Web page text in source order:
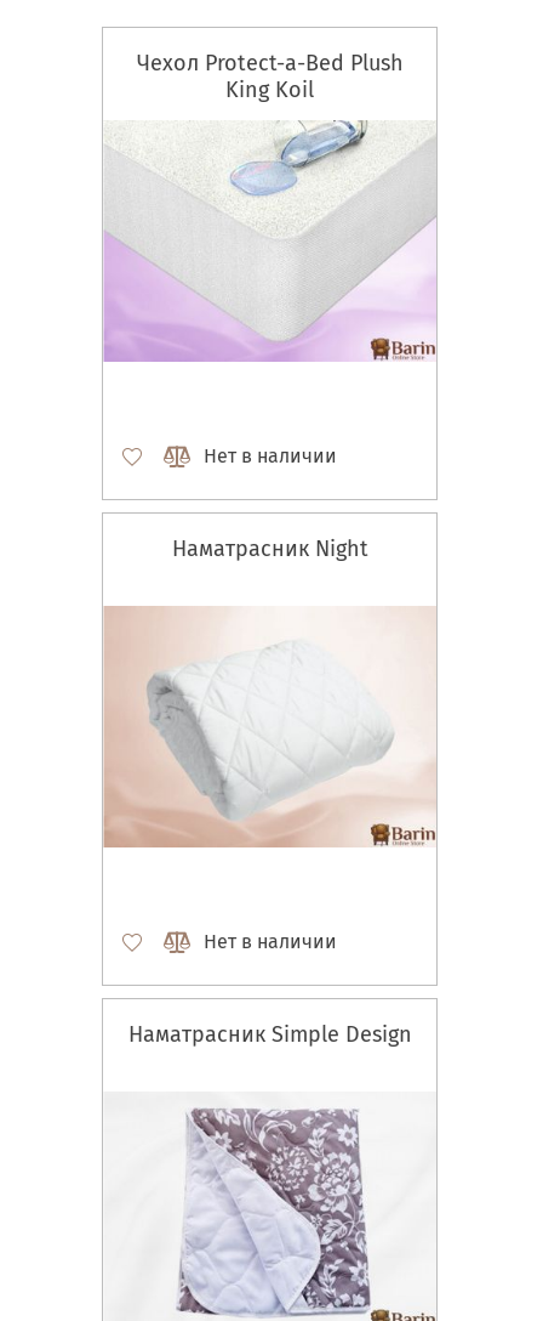
Чехол Protect-a-Bed Plush
King Koil
Нет в наличии
Наматрасник Night
Нет в наличии
Наматрасник Simple Design